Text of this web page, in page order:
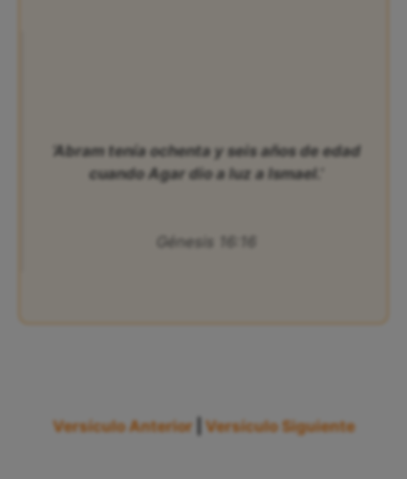
‘Abram tenía ochenta y seis años de edad
cuando Agar dio a luz a Ismael.’
Génesis 16:16
Versículo Anterior Versículo Siguiente